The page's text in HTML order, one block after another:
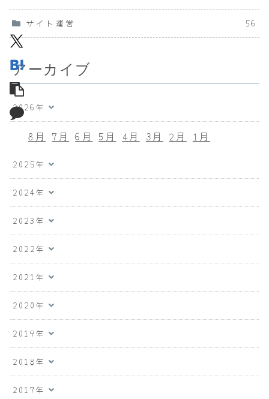
サイト運営 56
アーカイブ
2026年
8月 7月 6月 5月 4月 3月 2月 1月
2025年
2024年
2023年
2022年
2021年
2020年
2019年
2018年
2017年